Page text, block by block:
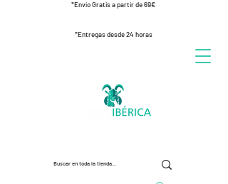
*Envío Gratis a partir de 69€
*Entregas desde 24 horas